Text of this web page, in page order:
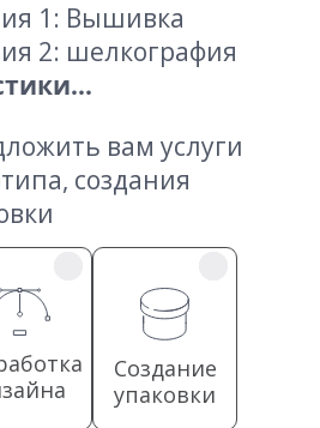
1: Вышивка
2: шелкография
вам услуги
создания
Создание
упаковки